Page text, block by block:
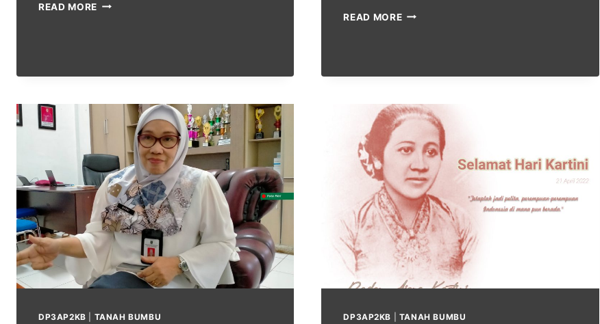
READ MORE
READ MORE
DP3AP2KB TANAH BUMBU DP3AP2KB TANAH BUMBU